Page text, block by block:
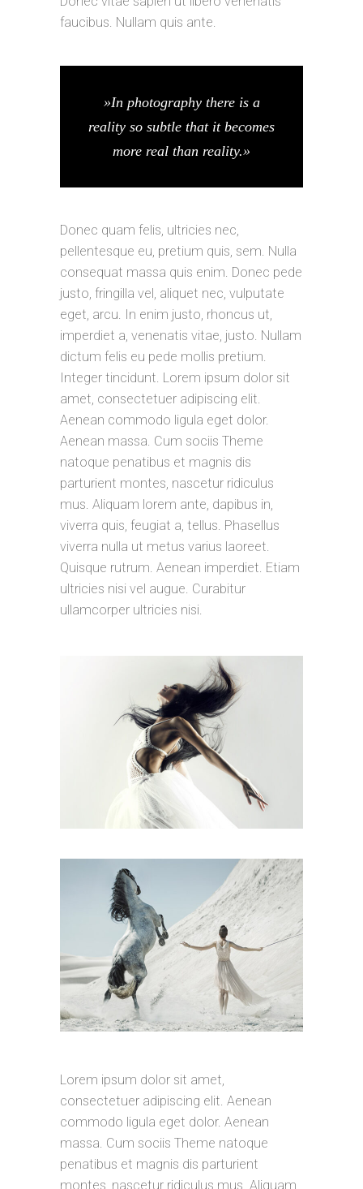
faucibus. Nullam quis ante.
»In photography there is a
reality so subtle that it becomes
more real than reality.»
Donec quam felis, ultricies nec,
pellentesque eu, pretium quis, sem. Nulla
consequat massa quis enim. Donec pede
justo, fringilla vel, aliquet nec, vulputate
eget, arcu. In enim justo, rhoncus ut,
imperdiet a, venenatis vitae, justo. Nullam
dictum felis eu pede mollis pretium.
Integer tincidunt. Lorem ipsum dolor sit
amet, consectetuer adipiscing elit.
Aenean commodo ligula eget dolor.
Aenean massa. Cum sociis Theme
natoque penatibus et magnis dis
parturient montes, nascetur ridiculus
mus. Aliquam lorem ante, dapibus in,
viverra quis, feugiat a, tellus. Phasellus
viverra nulla ut metus varius laoreet.
Quisque rutrum. Aenean imperdiet. Etiam
ultricies nisi vel augue. Curabitur
ullamcorper ultricies nisi.
Lorem ipsum dolor sit amet,
consectetuer adipiscing elit. Aenean
commodo ligula eget dolor. Aenean
massa. Cum sociis Theme natoque
penatibus et magnis dis parturient
montes, nascetur ridiculus mus. Aliquam